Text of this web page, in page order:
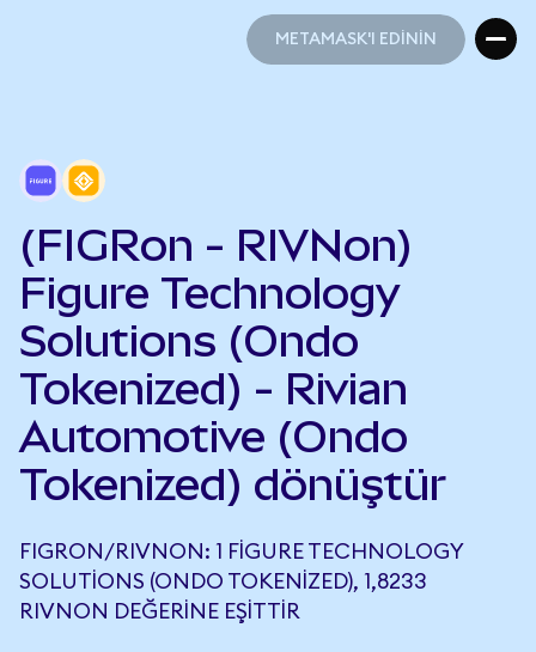
METAMASK'I EDİNİN
(FIGRon - RIVNon)
Figure Technology
Solutions (Ondo
Tokenized) - Rivian
Automotive (Ondo
Tokenized) dönüştür
FIGRON/RIVNON: 1 FIGURE TECHNOLOGY
SOLUTIONS (ONDO TOKENIZED), 1,8233
RIVNON DEĞERINE EŞITTIR